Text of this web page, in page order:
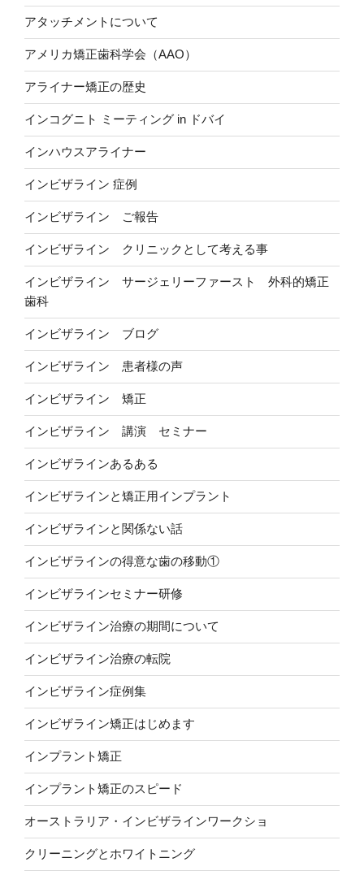
アタッチメントについて
アメリカ矯正歯科学会（AAO）
アライナー矯正の歴史
インコグニト ミーティング in ドバイ
インハウスアライナー
インビザライン 症例
インビザライン ご報告
インビザライン クリニックとして考える事
インビザライン サージェリーファースト 外科的矯正
歯科
インビザライン ブログ
インビザライン 患者様の声
インビザライン 矯正
インビザライン 講演 セミナー
インビザラインあるある
インビザラインと矯正用インプラント
インビザラインと関係ない話
インビザラインの得意な歯の移動①
インビザラインセミナー研修
インビザライン治療の期間について
インビザライン治療の転院
インビザライン症例集
インビザライン矯正はじめます
インプラント矯正
インプラント矯正のスピード
オーストラリア・インビザラインワークショ
クリーニングとホワイトニング